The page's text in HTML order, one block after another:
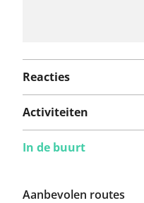
Reacties
Activiteiten
In de buurt
Aanbevolen routes